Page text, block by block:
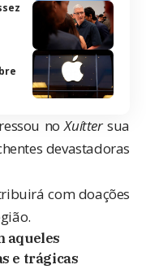
noXuíttersua
devastadoras
com doações
aqueles
e trágicas